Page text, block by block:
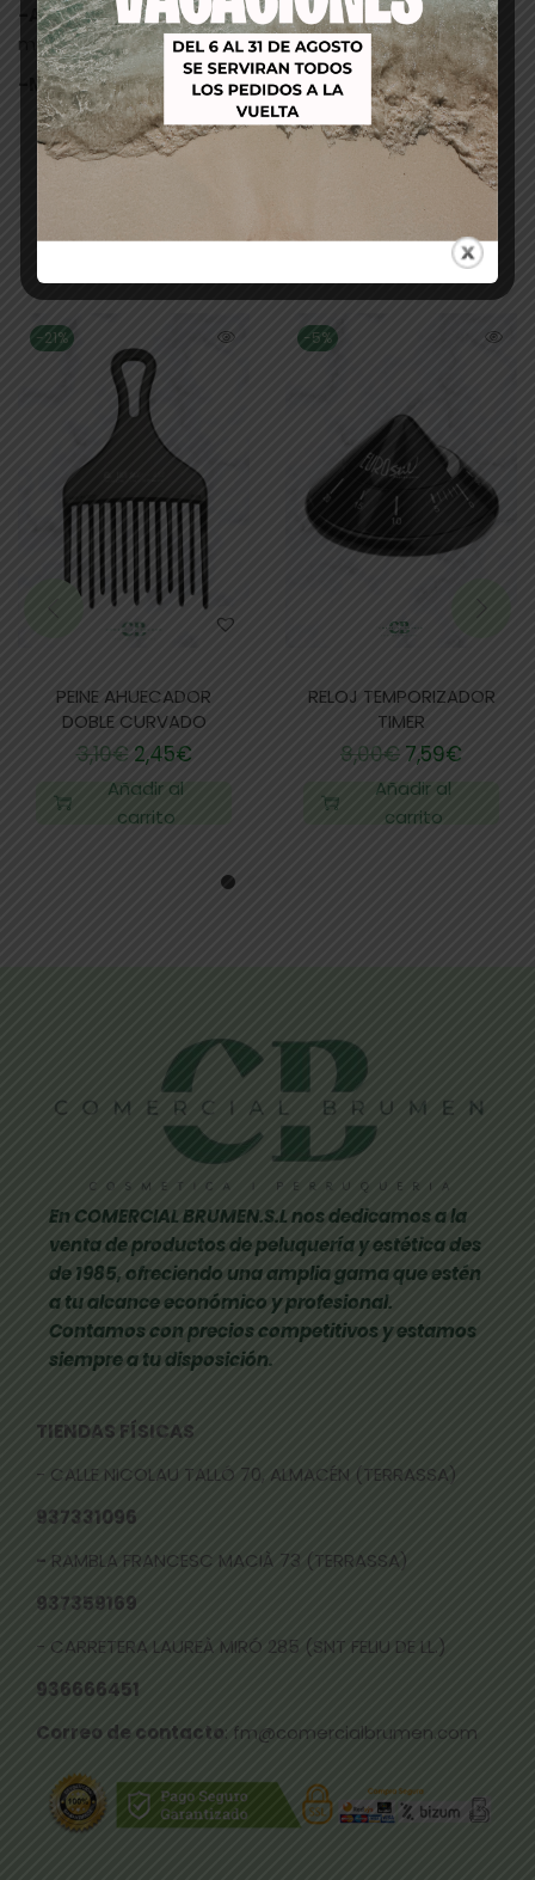
-Apoya-dedos: extraíble, tornillo regulable
manualmente.
-Mango: simetrico.
Productos relacionados
-21%
PEINE AHUECADOR
DOBLE CURVADO
3,10€ 2,45€
Añadir al
carrito
-5%
RELOJ TEMPORIZADOR
TIMER
8,00€ 7,59€
Añadir al
carrito
En COMERCIAL BRUMEN.S.L nos dedicamos a la
venta de productos de peluquería y estética des
de 1985, ofreciendo una amplia gama que estén
a tu alcance económico y profesional.
Contamos con precios competitivos y estamos
siempre a tu disposición.
TIENDAS FÍSICAS
- CALLE NICOLAU TALLÓ 70, ALMACÉN (TERRASSA)
937331096
- RAMBLA FRANCESC MACIÀ 73 (TERRASSA)
937359169
- CARRETERA LAUREÀ MIRÓ 285 (SNT FELIU DE LL.)
936666451
Correo de contacto: fm@comercialbrumen.com